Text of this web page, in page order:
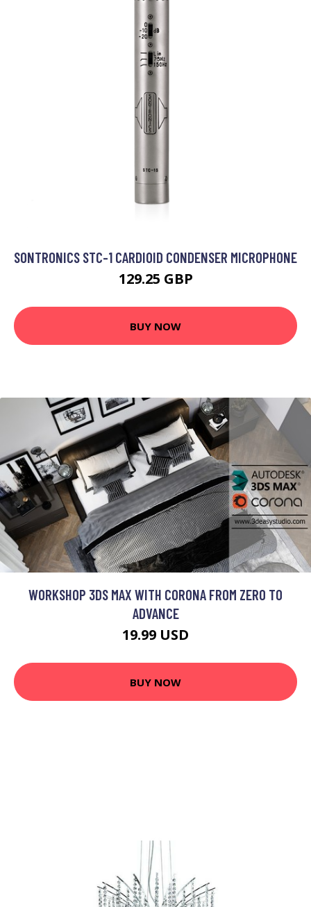
SONTRONICS STC-1 CARDIOID CONDENSER MICROPHONE
129.25 GBP
BUY NOW
WORKSHOP 3DS MAX WITH CORONA FROM ZERO TO
ADVANCE
19.99 USD
BUY NOW